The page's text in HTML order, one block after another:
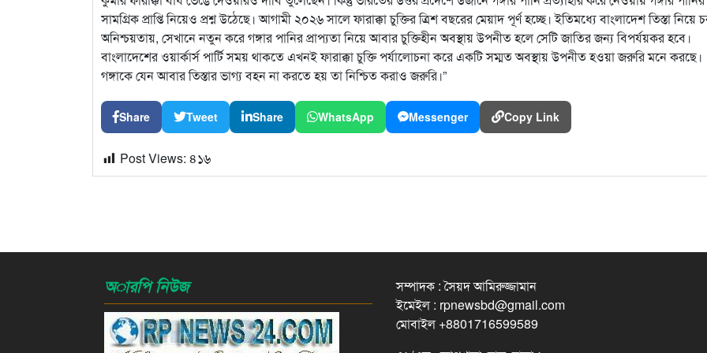
সামগ্রিক প্রাপ্তি নিয়েও প্রশ্ন উঠেছে। আগামী ২০২৬ সালে ফারাক্কা চুক্তির ত্রিশ বছরের মেয়াদ পূর্ণ হচ্ছে। ইতিমধ্যে বাংলাদেশ তিস্তা নিয়ে
অনিশ্চয়তায়, সেখানে নতুন করে গঙ্গার পানির প্রাপ্যতা নিয়ে আবার চুক্তিহীন অবস্থায় উপনীত হলে সেটি জাতির জন্য বিপর্যয়কর হবে।
বাংলাদেশের ওয়ার্কার্স পার্টি সময় থাকতে এখনই ফারাক্কা চুক্তি পর্যালোচনা করে একটি সম্মত অবস্থায় উপনীত হওয়া জরুরি মনে করছে।
গঙ্গাকে যেন আবার তিস্তার ভাগ্য বহন না করতে হয় তা নিশ্চিত করাও জরুরি।”
Share Tweet Share WhatsApp Messenger Copy Link
Post Views: ৪১৬
অারপি নিউজ
সম্পাদক : সৈয়দ আমিরুজ্জামান
ইমেইল : rpnewsbd@gmail.com
মোবাইল +8801716599589